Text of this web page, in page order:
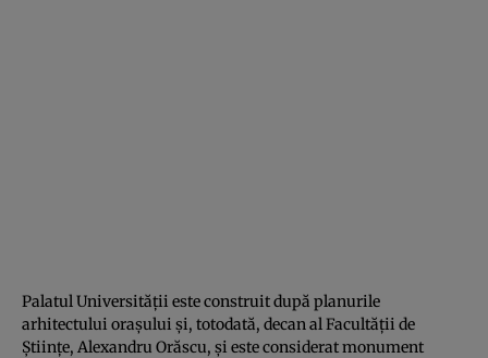
Palatul Universităţii este construit după planurile
arhitectului oraşului și, totodată, decan al Facultăţii de
Ştiinţe, Alexandru Orăscu, și este considerat monument